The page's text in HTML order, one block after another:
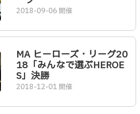
2018-09-06 開催
MA ヒーローズ・リーグ20
18「みんなで選ぶHEROE
S」決勝
2018-12-01 開催